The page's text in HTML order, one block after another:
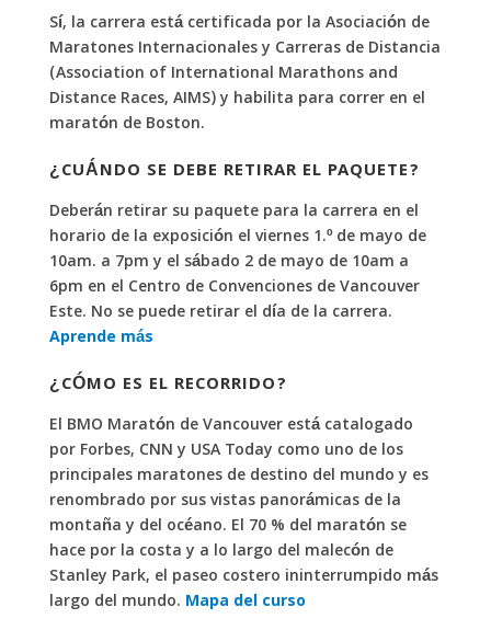
Sí, la carrera está certificada por la Asociación de
Maratones Internacionales y Carreras de Distancia
(Association of International Marathons and
Distance Races, AIMS) y habilita para correr en el
maratón de Boston.
¿CUÁNDO SE DEBE RETIRAR EL PAQUETE?
Deberán retirar su paquete para la carrera en el
horario de la exposición el viernes 1.º de mayo de
10am. a 7pm y el sábado 2 de mayo de 10am a
6pm en el Centro de Convenciones de Vancouver
Este. No se puede retirar el día de la carrera.
Aprende más
¿CÓMO ES EL RECORRIDO?
El BMO Maratón de Vancouver está catalogado
por Forbes, CNN y USA Today como uno de los
principales maratones de destino del mundo y es
renombrado por sus vistas panorámicas de la
montaña y del océano. El 70 % del maratón se
hace por la costa y a lo largo del malecón de
Stanley Park, el paseo costero ininterrumpido más
largo del mundo. Mapa del curso